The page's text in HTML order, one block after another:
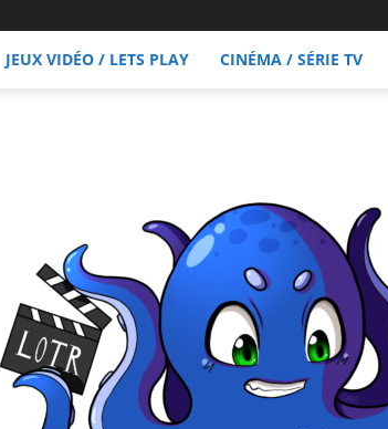
JEUX VIDÉO / LETS PLAY CINÉMA / SÉRIE TV